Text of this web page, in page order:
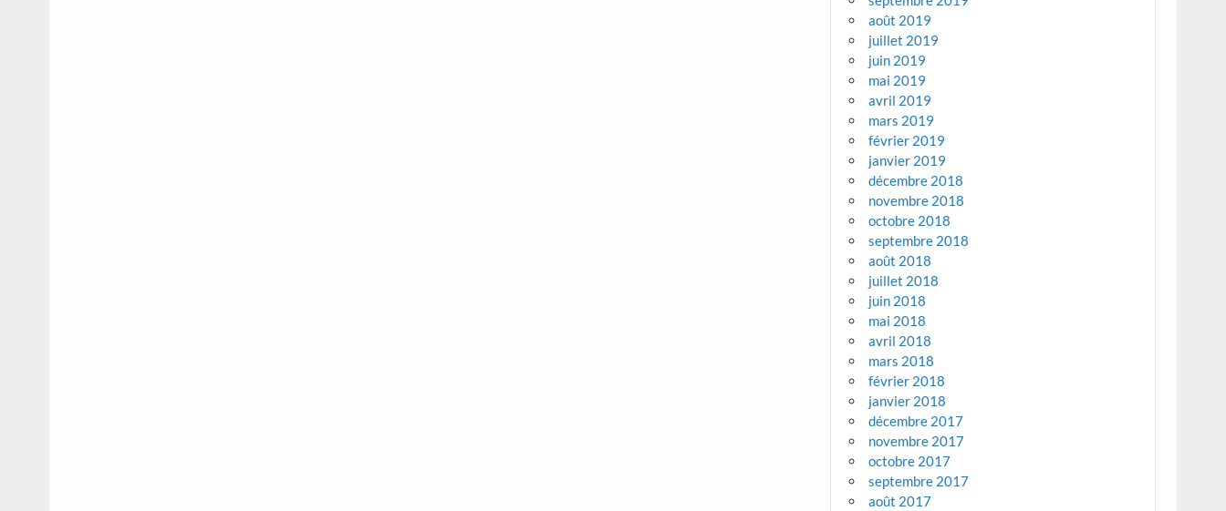
août 2019
juillet 2019
juin 2019
mai 2019
avril 2019
mars 2019
février 2019
janvier 2019
décembre 2018
novembre 2018
octobre 2018
septembre 2018
août 2018
juillet 2018
juin 2018
mai 2018
avril 2018
mars 2018
février 2018
janvier 2018
décembre 2017
novembre 2017
octobre 2017
septembre 2017
août 2017